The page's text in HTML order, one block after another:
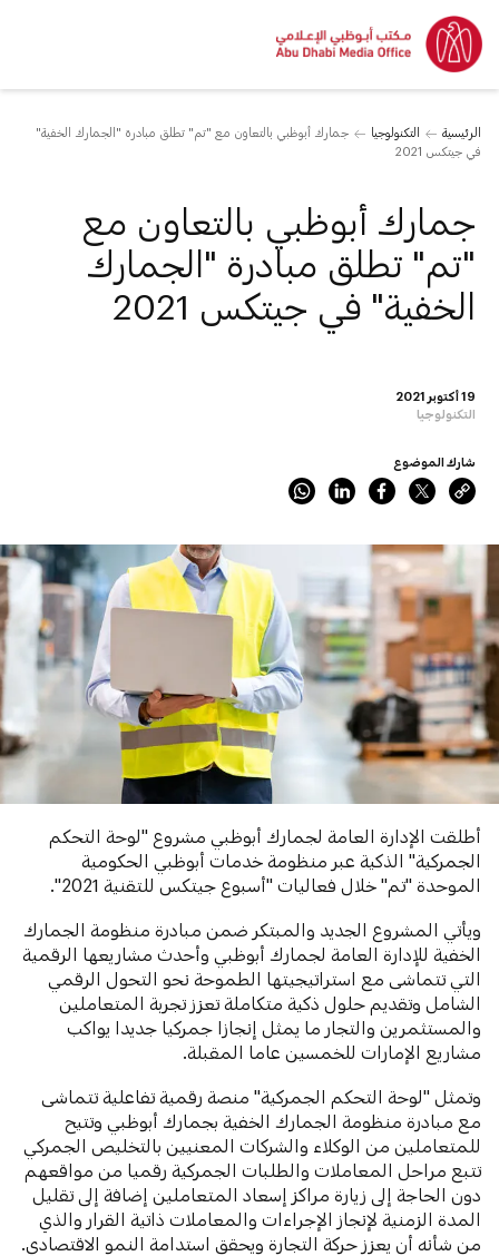
الرئيسية التكنولوجيا
جمارك أبوظبي بالتعاون مع "تم" تطلق مبادرة "الجمارك الخفية"
في جيتكس 2021
19 أكتوبر 2021
التكنولوجيا
جمارك أبوظبي بالتعاون مع
"تم" تطلق مبادرة "الجمارك
الخفية" في جيتكس 2021
شارك الموضوع
أطلقت الإدارة العامة لجمارك أبوظبي مشروع "لوحة التحكم
الجمركية" الذكية عبر منظومة خدمات أبوظبي الحكومية
الموحدة "تم" خلال فعاليات "أسبوع جيتكس للتقنية 2021".
ويأتي المشروع الجديد والمبتكر ضمن مبادرة منظومة الجمارك
الخفية للإدارة العامة لجمارك أبوظبي وأحدث مشاريعها الرقمية
التي تتماشى مع استراتيجيتها الطموحة نحو التحول الرقمي
الشامل وتقديم حلول ذكية متكاملة تعزز تجربة المتعاملين
والمستثمرين والتجار ما يمثل إنجازا جمركيا جديدا يواكب
مشاريع الإمارات للخمسين عاما المقبلة.
وتمثل "لوحة التحكم الجمركية" منصة رقمية تفاعلية تتماشى
مع مبادرة منظومة الجمارك الخفية بجمارك أبوظبي وتتيح
للمتعاملين من الوكلاء والشركات المعنيين بالتخليص الجمركي
تتبع مراحل المعاملات والطلبات الجمركية رقميا من مواقعهم
دون الحاجة إلى زيارة مراكز إسعاد المتعاملين إضافة إلى تقليل
المدة الزمنية لإنجاز الإجراءات والمعاملات ذاتية القرار والذي
من شأنه أن يعزز حركة التجارة ويحقق استدامة النمو الاقتصادي.